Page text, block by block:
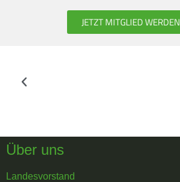
JETZT MITGLIED WERDEN
Über uns
Landesvorstand